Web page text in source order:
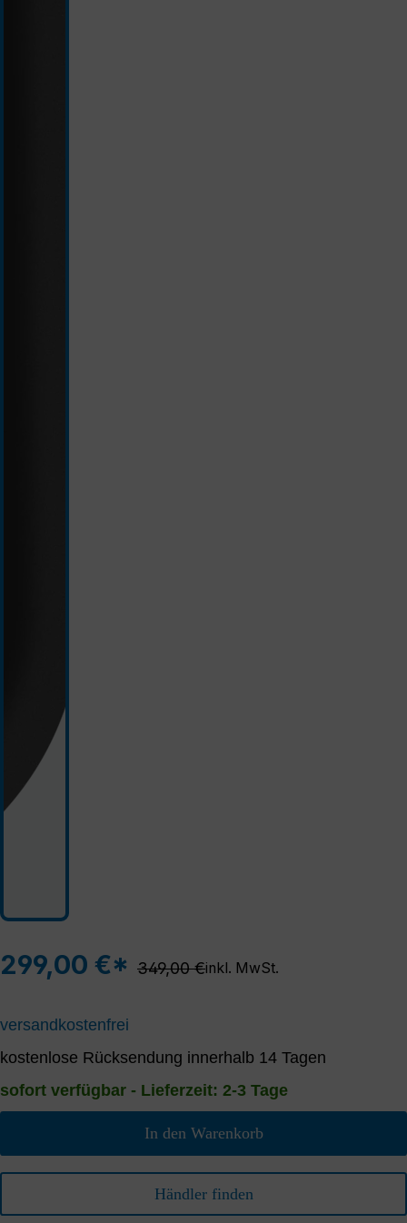
299,00 €* Regulärer Preis:
349,00 €inkl. MwSt.
versandkostenfrei
kostenlose Rücksendung innerhalb 14 Tagen
sofort verfügbar - Lieferzeit: 2-3 Tage
In den Warenkorb
Händler finden